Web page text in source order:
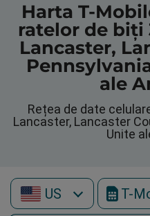
Harta T-
ratelor de biți
Lancaster,
ale
Rețea de date
Lancaster, Lancaster
Unite
US